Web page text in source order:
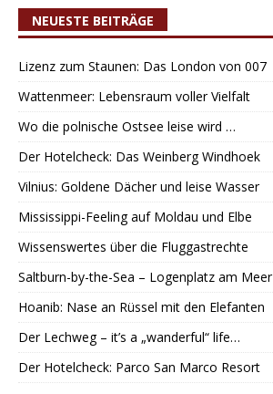
NEUESTE BEITRÄGE
Lizenz zum Staunen: Das London von 007
Wattenmeer: Lebensraum voller Vielfalt
Wo die polnische Ostsee leise wird …
Der Hotelcheck: Das Weinberg Windhoek
Vilnius: Goldene Dächer und leise Wasser
Mississippi-Feeling auf Moldau und Elbe
Wissenswertes über die Fluggastrechte
Saltburn-by-the-Sea – Logenplatz am Meer
Hoanib: Nase an Rüssel mit den Elefanten
Der Lechweg – it’s a „wanderful“ life…
Der Hotelcheck: Parco San Marco Resort